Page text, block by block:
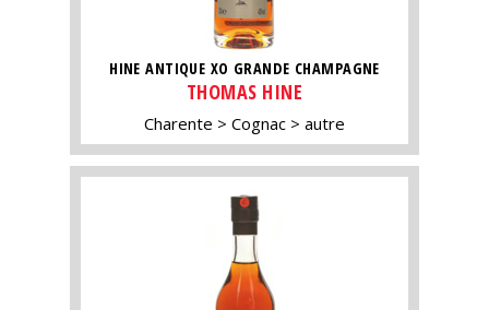
HINE ANTIQUE XO GRANDE CHAMPAGNE
THOMAS HINE
Charente Cognac autre